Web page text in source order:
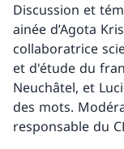
Discussion et
ainée d’Agota
collaboratrice
et d'étude du
Neuchâtel, et
des mots.
responsable du